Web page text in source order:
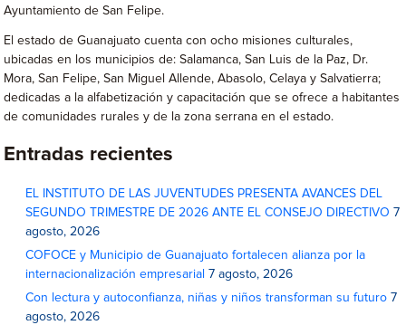
Ayuntamiento de San Felipe.
El estado de Guanajuato cuenta con ocho misiones culturales,
ubicadas en los municipios de: Salamanca, San Luis de la Paz, Dr.
Mora, San Felipe, San Miguel Allende, Abasolo, Celaya y Salvatierra;
dedicadas a la alfabetización y capacitación que se ofrece a habitantes
de comunidades rurales y de la zona serrana en el estado.
Entradas recientes
EL INSTITUTO DE LAS JUVENTUDES PRESENTA AVANCES DEL
SEGUNDO TRIMESTRE DE 2026 ANTE EL CONSEJO DIRECTIVO 7
agosto, 2026
COFOCE y Municipio de Guanajuato fortalecen alianza por la
internacionalización empresarial 7 agosto, 2026
Con lectura y autoconfianza, niñas y niños transforman su futuro 7
agosto, 2026